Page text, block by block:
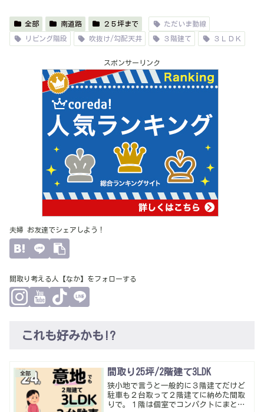
全部 南道路 ２５坪まで ただいま動線
リビング階段 吹抜け/勾配天井 ３階建て ３ＬＤＫ
スポンサーリンク
夫婦 お友達でシェアしよう！
間取り考える人【なか】をフォローする
これも好みかも!?
全部 間取り25坪/2階建て3LDK
狭小地で言うと一般的に３階建てだけど
駐車も２台取って２階建てに納めた間取
りで。１階は個室でコンパクトにまとめ